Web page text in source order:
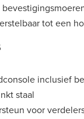
tot een
inclusief
staal
voor